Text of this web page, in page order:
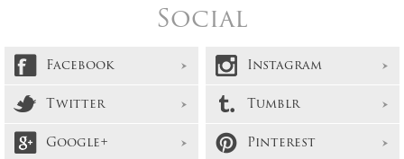
Social
Facebook
Instagram
Twitter
Tumblr
Google+
Pinterest